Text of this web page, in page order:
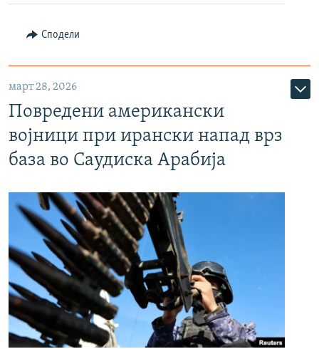
Сподели
март 28, 2026
Повредени американски
војници при ирански напад врз
база во Саудиска Арабија